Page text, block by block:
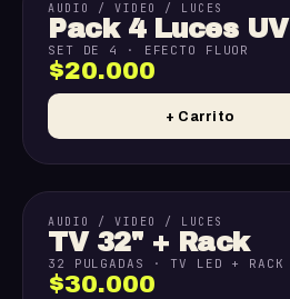
AUDIO / VIDEO / LUCES
Pack 4 Luces UV
SET DE 4 · EFECTO FLUOR
$20.000
+ Carrito
AUDIO / VIDEO / LUCES
TV 32" + Rack
32 PULGADAS · TV LED + RACK
$30.000